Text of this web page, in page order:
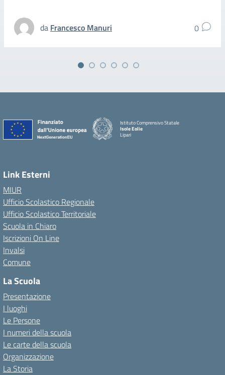
da Francesco Manuri 0
Istituto Comprensivo Statale
Isole Eolie
Lipari
Link Esterni
MIUR
Ufficio Scolastico Regionale
Ufficio Scolastico Territoriale
Scuola in Chiaro
Iscrizioni On Line
Invalsi
Comune
La Scuola
Presentazione
I luoghi
Le Persone
I numeri della scuola
Le carte della scuola
Organizzazione
La Storia